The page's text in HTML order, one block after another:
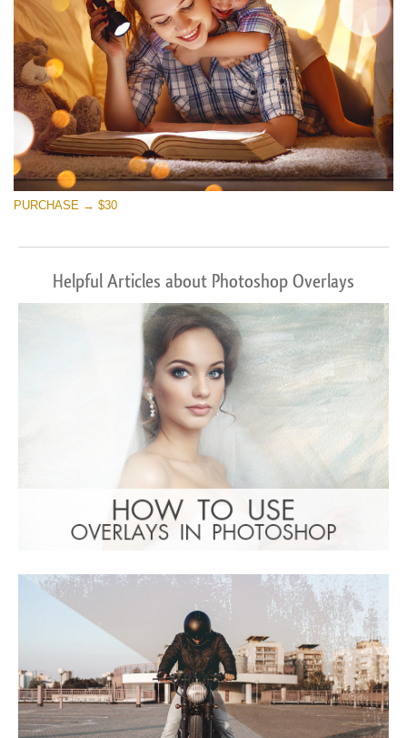
PURCHASE → $30
Helpful Articles about Photoshop Overlays